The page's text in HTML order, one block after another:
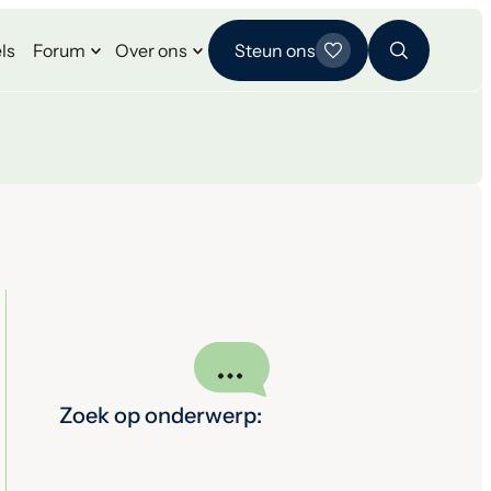
Forum Over ons Steun ons
Zoek op onderwerp: